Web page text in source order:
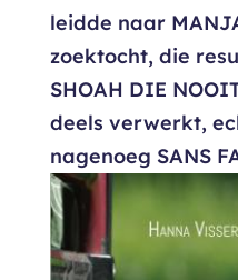
leidde naar
zoektocht, die
SHOAH DIE
deels verwerkt,
nagenoeg SANS